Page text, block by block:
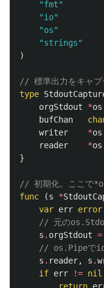
"fmt"
"io"
"os"
"strings"
)
// 標準出力をキャプ
type
orgStdout
*os
bufChan
writer
*os
reader
*os
}
// 初期化。ここで
func
(s *
var err error
// 元の
s . orgStdout =
// os.Pipeで
s . reader, s .
if err != nil